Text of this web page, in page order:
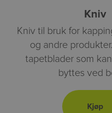
Kniv
Kniv til bruk for
og andre
tapetblader som
byttes ved